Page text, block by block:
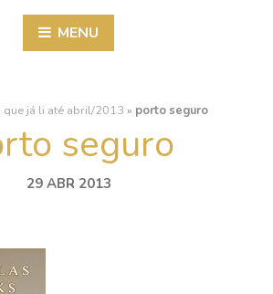
MENU
que já li até abril/2013 » porto seguro
seguro
29 ABR 2013